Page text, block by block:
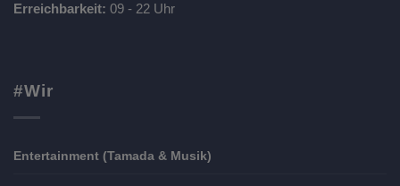
Erreichbarkeit: 09 - 22 Uhr
#Wir
Entertainment (Tamada & Musik)